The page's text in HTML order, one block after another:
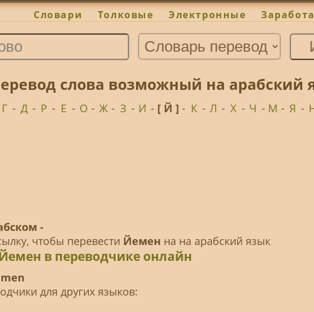
Словари Толковые Электронные
слова возможный на арабский
Г - Д - Р - Е - О - Ж - З - И - [ Й ]- К - Л - Х - Ч - М - Я -
-
чтобы перевести Йемен на на арабский язык
в переводчике онлайн
для других языков: